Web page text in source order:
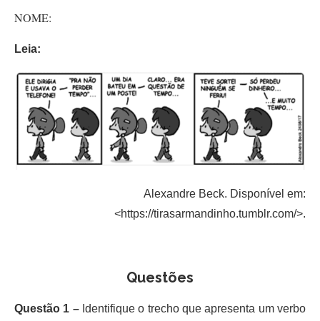
NOME:
Leia:
Alexandre Beck. Disponível em:
<https://tirasarmandinho.tumblr.com/>.
Questões
Questão 1 – Identifique o trecho que apresenta um verbo